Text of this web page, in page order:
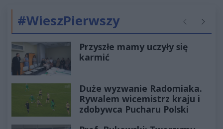
#WieszPierwszy Poprzednie
Przyszłe mamy uczyły się
karmić
Duże wyzwanie Radomiaka.
Rywalem wicemistrz kraju i
zdobywca Pucharu Polski